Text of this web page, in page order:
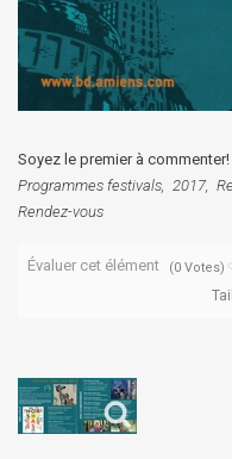
Soyez le premier à commenter!
Programmes festivals 2017
Rendez-vous
Évaluer cet élément (0 Votes)